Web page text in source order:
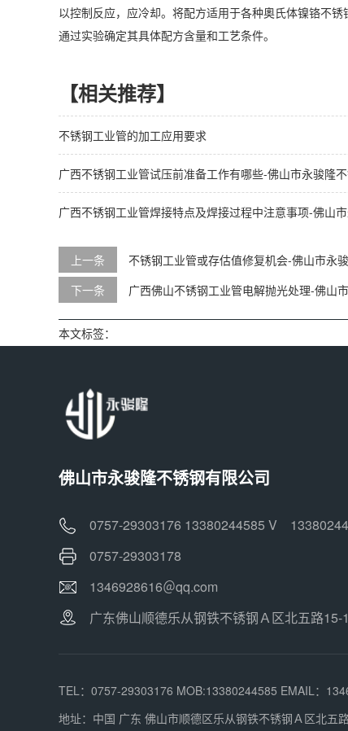
以控制反应，应冷却。将配方适用于各种奧氏体镍铬不
通过实验确定其具体配方含量和工艺条件。
【相关推荐】
不锈钢工业管的加工应用要求
广西不锈钢工业管试压前准备工作有哪些-佛山市永骏隆
广西不锈钢工业管焊接特点及焊接过程中注意事项-佛山
上一条
不锈钢工业管或存估值修复机会-佛山市永
下一条
广西佛山不锈钢工业管电解抛光处理-佛山
本文标签：
佛山市永骏隆不锈钢有限公司
0757-29303176 13380244585 V
0757-29303178
1346928616＠qq.com
广东佛山顺德乐从钢铁不锈钢Ａ区北五路15-
TEL：0757-29303176 MOB:13380244585 EMAIL：
地址：中国 广东 佛山市顺德区乐从钢铁不锈钢Ａ区北五